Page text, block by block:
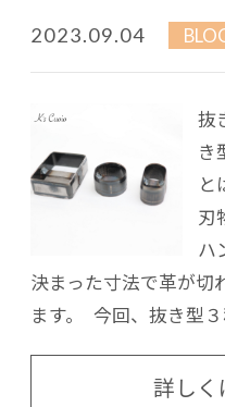
2023.09.04
抜
き
と
刃
ハ
決まった寸法で革が切
ます。 今回、抜き型
詳しく